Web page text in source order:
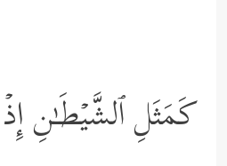
كَمَثَلِ ٱلشَّیۡطَـٰنِ